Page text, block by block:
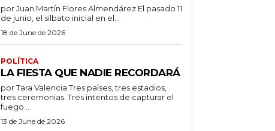
por Juan Martín Flores Almendárez El pasado 11
de junio, el silbato inicial en el...
18 de June de 2026
POLÍTICA
LA FIESTA QUE NADIE RECORDARÁ
por Tara Valencia Tres países, tres estadios,
tres ceremonias. Tres intentos de capturar el
fuego....
13 de June de 2026